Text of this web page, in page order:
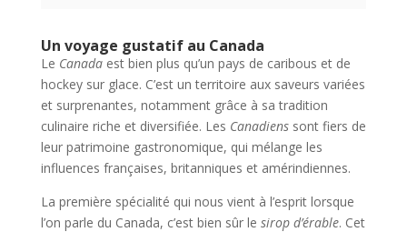
Un voyage gustatif au Canada
Le Canadaest bien plus qu’un pays de caribous et de
hockey sur glace. C’est un territoire aux saveurs variées
et surprenantes, notamment grâce à sa tradition
culinaire riche et diversifiée. Les Canadienssont fiers de
leur patrimoine gastronomique, qui mélange les
influences françaises, britanniques et amérindiennes.
La première spécialité qui nous vient à l’esprit lorsque
l’on parle du Canada, c’est bien sûr le sirop d’érable. Cet